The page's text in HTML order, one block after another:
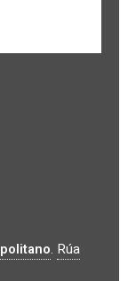
. Rúa